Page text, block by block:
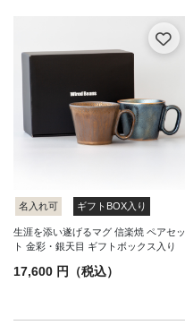
名入れ可 ギフトBOX入り
生涯を添い遂げるマグ 信楽焼 ペアセッ
ト 金彩・銀天目 ギフトボックス入り
17,600 円（税込）